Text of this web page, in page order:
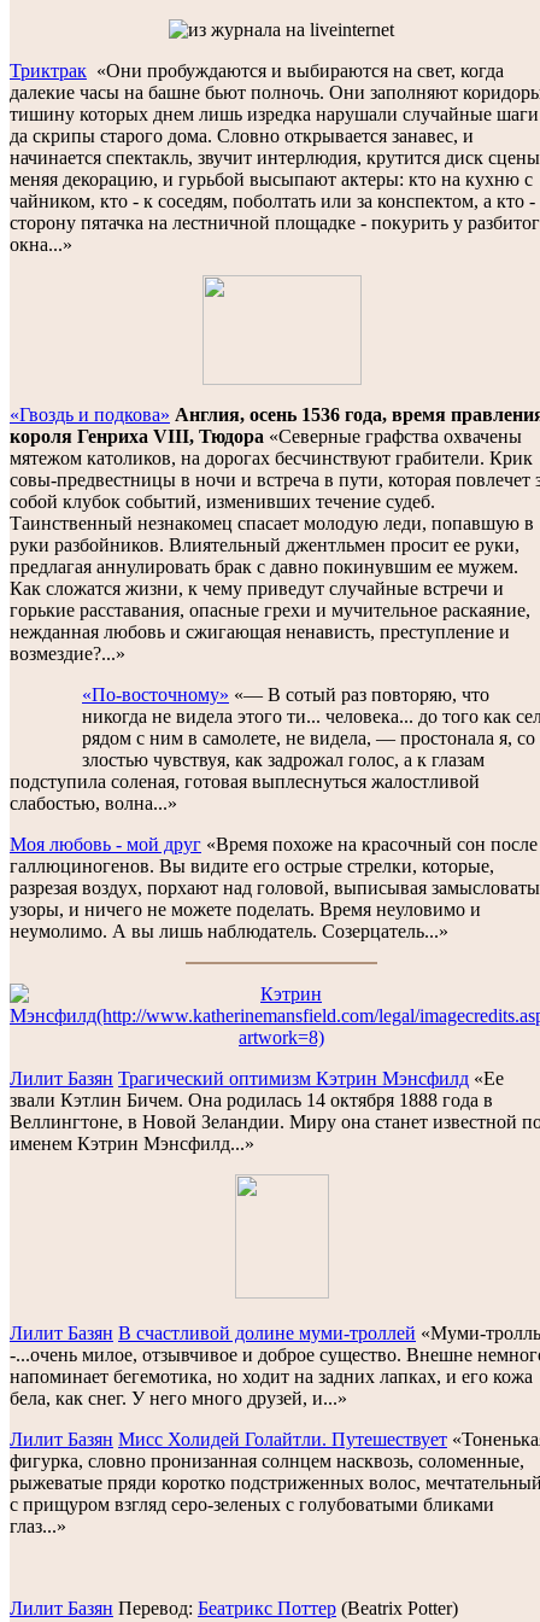
Триктрак «Они пробуждаются и выбираются на свет, когда
далекие часы на башне бьют полночь. Они заполняют
тишину которых днем лишь изредка нарушали случайные шаги
да скрипы старого дома. Словно открывается занавес, и
начинается спектакль, звучит интерлюдия, крутится диск
меняя декорацию, и гурьбой высыпают актеры: кто на кухню с
чайником, кто - к соседям, поболтать или за конспектом, а кто -
сторону пятачка на лестничной площадке - покурить у
окна...»
«Гвоздь и подкова» Англия, осень 1536 года, время
короля Генриха VIII, Тюдора «Северные графства охвачены
мятежом католиков, на дорогах бесчинствуют грабители. Крик
совы-предвестницы в ночи и встреча в пути, которая повлечет
собой клубок событий, изменивших течение судеб.
Таинственный незнакомец спасает молодую леди, попавшую в
руки разбойников. Влиятельный джентльмен просит ее руки,
предлагая аннулировать брак с давно покинувшим ее мужем.
Как сложатся жизни, к чему приведут случайные встречи и
горькие расставания, опасные грехи и мучительное раскаяние,
нежданная любовь и сжигающая ненависть, преступление и
возмездие?...»
«По-восточному» «— В сотый раз повторяю, что
никогда не видела этого ти... человека... до того как
рядом с ним в самолете, не видела, — простонала я, со
злостью чувствуя, как задрожал голос, а к глазам
подступила соленая, готовая выплеснуться жалостливой
слабостью, волна...»
Моя любовь - мой друг «Время похоже на красочный сон после
галлюциногенов. Вы видите его острые стрелки, которые,
разрезая воздух, порхают над головой, выписывая
узоры, и ничего не можете поделать. Время неуловимо и
неумолимо. А вы лишь наблюдатель. Созерцатель...»
Лилит Базян Трагический оптимизм Кэтрин Мэнсфилд «Ее
звали Кэтлин Бичем. Она родилась 14 октября 1888 года в
Веллингтоне, в Новой Зеландии. Миру она станет известной
именем Кэтрин Мэнсфилд...»
Лилит Базян В счастливой долине муми-троллей «Муми-тролль
-...oчень милое, отзывчивое и доброе существо. Внешне
напоминает бегемотика, но ходит на задних лапках, и его кожа
бела, как снег. У него много друзей, и...»
Лилит Базян Мисс Холидей Голайтли. Путешествует
фигурка, словно пронизанная солнцем насквозь, соломенные,
рыжеватые пряди коротко подстриженных волос,
с прищуром взгляд серо-зеленых с голубоватыми бликами
глаз...»
Лилит Базян Перевод: Беатрикс Поттер (Beatrix Potter)